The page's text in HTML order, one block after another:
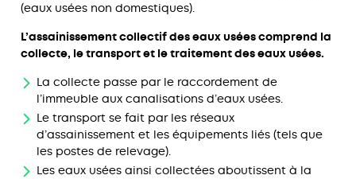
(eaux usées non domestiques).
L’assainissement collectif des eaux usées comprend la
collecte, le transport et le traitement des eaux usées.
La collecte passe par le raccordement de
l’immeuble aux canalisations d’eaux usées.
Le transport se fait par les réseaux
d’assainissement et les équipements liés (tels que
les postes de relevage).
Les eaux usées ainsi collectées aboutissent à la